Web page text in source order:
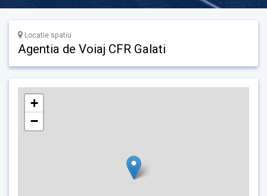
Locatie spatiu
Agentia de Voiaj CFR Galati
+
−